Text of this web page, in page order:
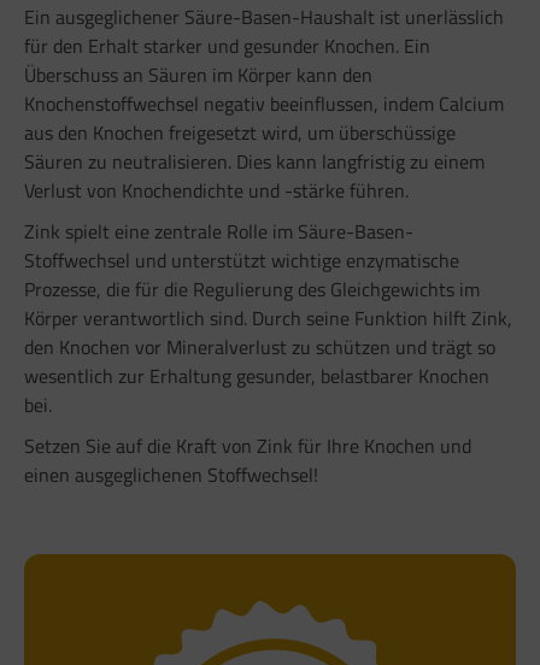
Ein ausgeglichener Säure-Basen-Haushalt ist unerlässlich
für den Erhalt starker und gesunder Knochen. Ein
Überschuss an Säuren im Körper kann den
Knochenstoffwechsel negativ beeinflussen, indem Calcium
aus den Knochen freigesetzt wird, um überschüssige
Säuren zu neutralisieren. Dies kann langfristig zu einem
Verlust von Knochendichte und -stärke führen.
Zink spielt eine zentrale Rolle im Säure-Basen-
Stoffwechsel und unterstützt wichtige enzymatische
Prozesse, die für die Regulierung des Gleichgewichts im
Körper verantwortlich sind. Durch seine Funktion hilft Zink,
den Knochen vor Mineralverlust zu schützen und trägt so
wesentlich zur Erhaltung gesunder, belastbarer Knochen
bei.
Setzen Sie auf die Kraft von Zink für Ihre Knochen und
einen ausgeglichenen Stoffwechsel!